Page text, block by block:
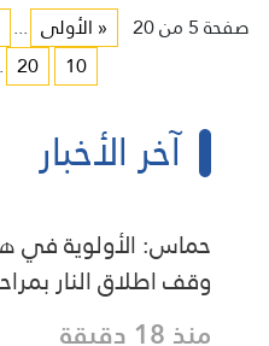
صفحة 5 من 20 « الأولى ...
10
20
آخر الأخبار
حماس: الأولوية في
وقف اطلاق النار
منذ 18 دقيقة